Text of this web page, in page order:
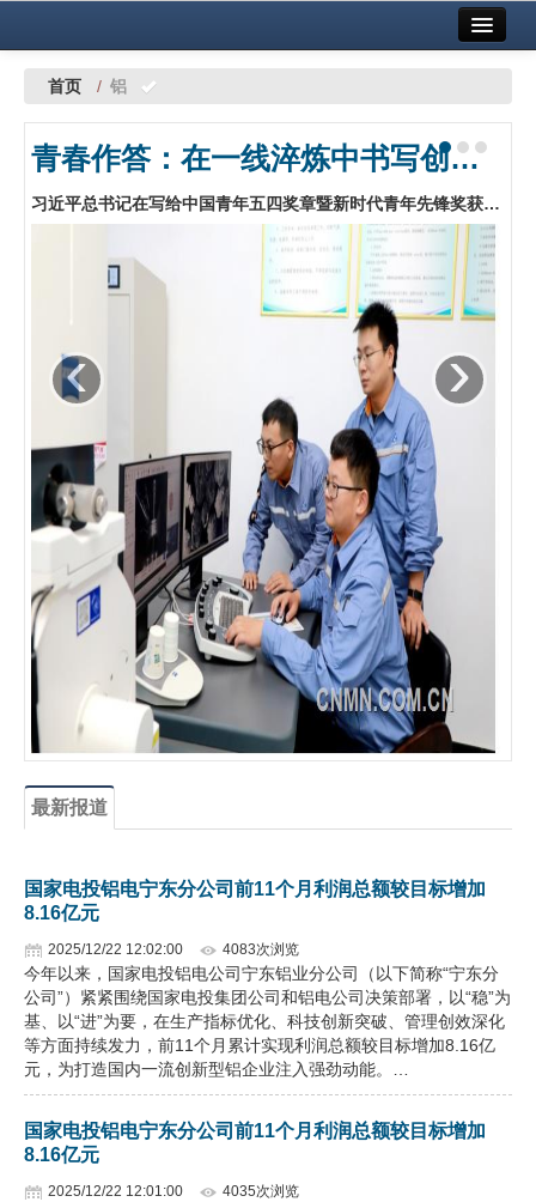
中国有色金属报社主办
铜镍铅锌
铝
科技
地矿 建设
党建工作
企业文化
《资源再生》杂志
行情报价
数字报
首页 / 铝
青春作答：在一线淬炼中书写创新答卷——中铝股份青年创新创效工作探索与实践
习近平总书记在写给中国青年五四奖章暨新时代青年先锋奖获奖者的回信中指出：“青年要立足各自岗位不断创造新业绩，在新征程上贡献青春力量。”中铝股份团委广泛组织各级团组织和广大团员青年深入学习回信精神，坚持以“青年创新行动”为抓手，持续拓展青年创新创效平台载体，为青年职工干事创业搭建广阔舞台，推动青年创新创效活力在基层一线竞相迸发。…
‹ ›
最新报道
国家电投铝电宁东分公司前11个月利润总额较目标增加
8.16亿元
2025/12/22 12:02:00 4083次浏览
今年以来，国家电投铝电公司宁东铝业分公司（以下简称“宁东分
公司”）紧紧围绕国家电投集团公司和铝电公司决策部署，以“稳”为
基、以“进”为要，在生产指标优化、科技创新突破、管理创效深化
等方面持续发力，前11个月累计实现利润总额较目标增加8.16亿
元，为打造国内一流创新型铝企业注入强劲动能。…
国家电投铝电宁东分公司前11个月利润总额较目标增加
8.16亿元
2025/12/22 12:01:00 4035次浏览